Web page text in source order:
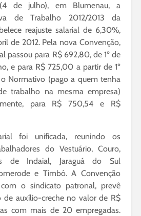
de julho), em Blumenau, a
de Trabalho 2012/2013 da
reajuste salarial de 6,30%,
de 2012. Pela nova Convenção,
passou para R$ 692,80, de 1º de
e para R$ 725,00 a partir de 1º
Normativo (pago a quem tenha
trabalho na mesma empresa)
para R$ 750,54 e R$
foi unificada, reunindo os
do Vestuário, Couro,
de Indaial, Jaraguá do Sul
e Timbó. A Convenção
o sindicato patronal, prevê
de auxílio-creche no valor de R$
com mais de 20 empregadas.